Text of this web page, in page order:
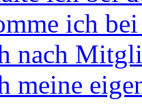
ich
nach
meine